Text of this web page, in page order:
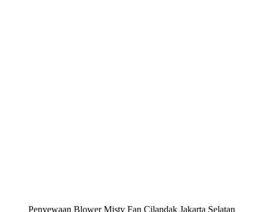
Penyewaan Blower Misty Fan Cilandak Jakarta Selatan